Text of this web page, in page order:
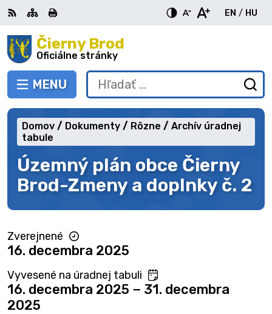
Preskočiť
na
obsah Čierny Brod
Oficiálne stránky
PREPNÚŤ
MENU
RSS MapaTlačiť
EN
English
/ HU
Hľadať:
Územný plán obce Čierny
Brod-Zmeny a doplnky č. 2
Domov Dokumenty Rôzne
Archív úradnej
tabule
Zverejnené
16. decembra 2025
Vyvesené na úradnej tabuli
16. decembra 2025 − 31. decembra
2025